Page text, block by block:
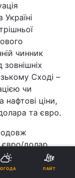
чинник
Сході –
чи
ціни,
та євро.
євро/долар
таких умов
Україні може
ЛАЙТ